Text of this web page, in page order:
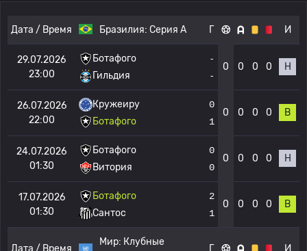
Дата / Время Бразилия: Серия А Г И
29.07.2026
23:00
Ботафого
Гильдия
-
-
0 0 0 0 Н
26.07.2026
22:00
Кружеиру
Ботафого
0
1
0 0 0 0 В
24.07.2026
01:30
Ботафого
Витория
0
0
0 0 0 0 Н
17.07.2026
01:30
Ботафого
Сантос
2
1
0 0 0 0 В
Дата / Время
Мир: Клубные
Г И